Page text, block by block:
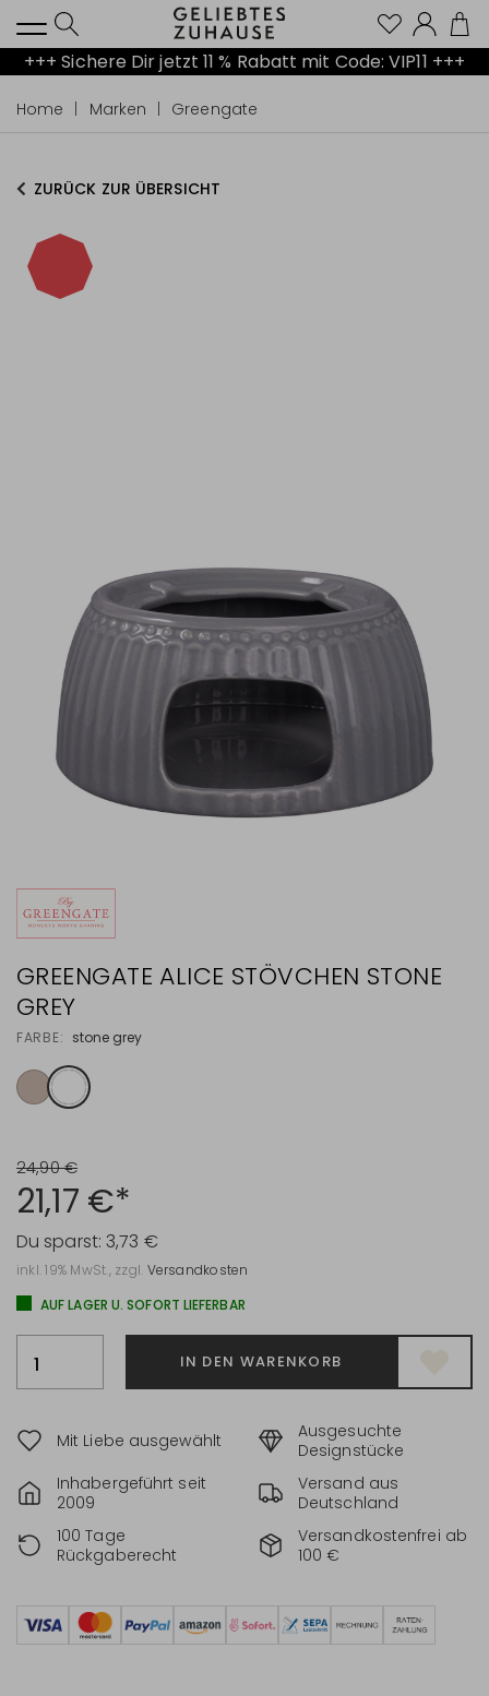
+++ Sichere Dir jetzt 11 % Rabatt mit Code: VIP11 +++
Home Marken Greengate
ZURÜCK ZUR ÜBERSICHT
GREENGATE ALICE STÖVCHEN STONE
GREY
FARBE: stone grey
24,90 €
21,17 €*
Du sparst:3,73 €
inkl. 19% MwSt., zzgl. Versandkosten
AUF LAGER U. SOFORT LIEFERBAR
IN DEN WARENKORB
Mit Liebe ausgewählt
Ausgesuchte
Designstücke
Inhabergeführt seit
2009
Versand aus
Deutschland
100 Tage
Rückgaberecht
Versandkostenfrei ab
100 €